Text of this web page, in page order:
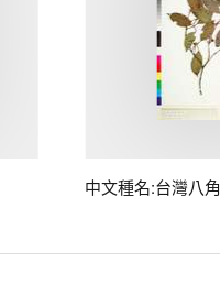
中文種名:台灣八角